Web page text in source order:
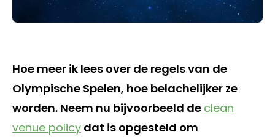
Hoe meer ik lees over de regels van de
Olympische Spelen, hoe belachelijker ze
worden. Neem nu bijvoorbeeld de clean
venue policy dat is opgesteld om